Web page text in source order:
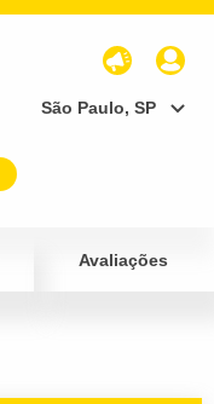
São Paulo, SP
Avaliações